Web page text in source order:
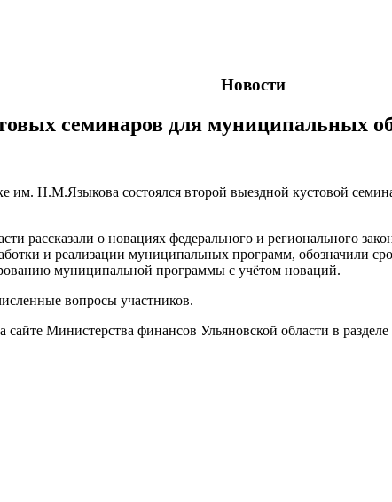
Новости
семинаров для муниципальных
им. Н.М.Языкова состоялся второй выездной кустовой
рассказали о новациях федерального и регионального
и реализации муниципальных программ, обозначили
муниципальной программы с учётом новаций.
вопросы участников.
Министерства финансов Ульяновской области в